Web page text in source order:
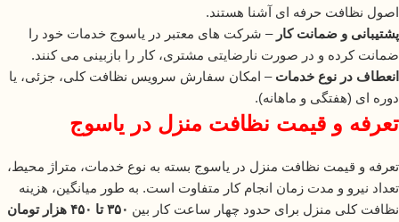
اصول نظافت حرفه ای آشنا هستند.
پشتیبانی و ضمانت کار – شرکت های معتبر در یاسوج خدمات خود را
ضمانت کرده و در صورت نارضایتی مشتری، کار را بازبینی می کنند.
انعطاف در نوع خدمات – امکان سفارش سرویس نظافت کلی، جزئی، یا
دوره ای (هفتگی و ماهانه).
تعرفه و قیمت نظافت منزل در یاسوج
تعرفه و قیمت نظافت منزل در یاسوج بسته به نوع خدمات، متراژ محیط،
تعداد نیرو و مدت زمان انجام کار متفاوت است. به طور میانگین، هزینه
نظافت کلی منزل برای حدود چهار ساعت کار بین ۳۵۰ تا ۴۵۰ هزار تومان